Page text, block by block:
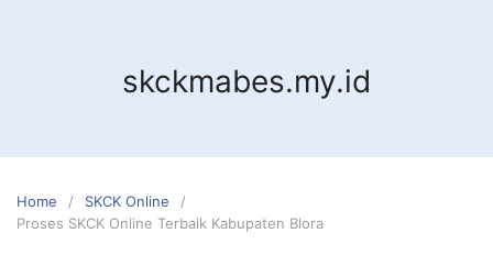
skckmabes.my.id
Home
SKCK Online
Proses SKCK Online Terbaik Kabupaten Blora